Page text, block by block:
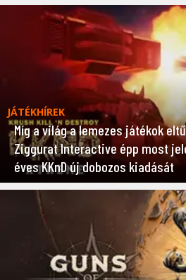
JÁTÉKHÍREK
Míg a világ a lemezes játékok
Ziggurat Interactive épp most
éves KKnD új dobozos kiadását